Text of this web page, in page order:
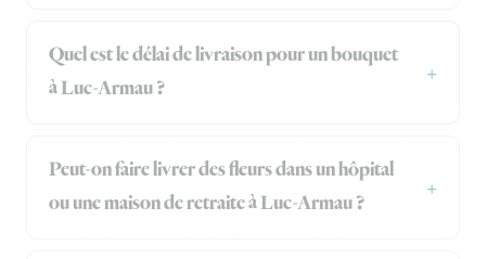
Quel est le délai de livraison pour un bouquet
à Luc-Armau ?
Peut-on faire livrer des fleurs dans un hôpital
ou une maison de retraite à Luc-Armau ?